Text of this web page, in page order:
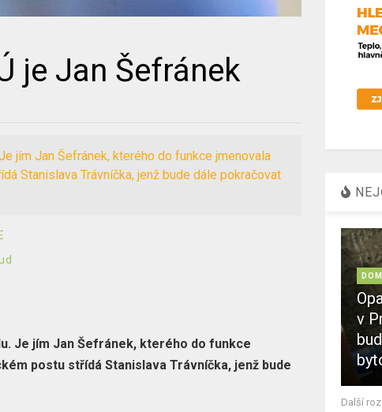
je Jan Šefránek
jím Jan Šefránek, kterého do funkce jmenovala
Stanislava Trávníčka, jenž bude dále pokračovat
Je jím Jan Šefránek, kterého do funkce
postu střídá Stanislava Trávníčka, jenž bude
v
Další